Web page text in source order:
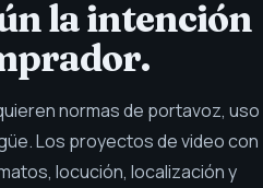
la intención
normas de portavoz, uso
Los proyectos de video con
locución, localización y